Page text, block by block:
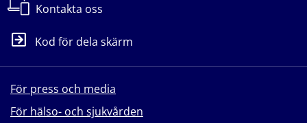
Kontakta oss
Kod för dela skärm
För press och media
För hälso- och sjukvården